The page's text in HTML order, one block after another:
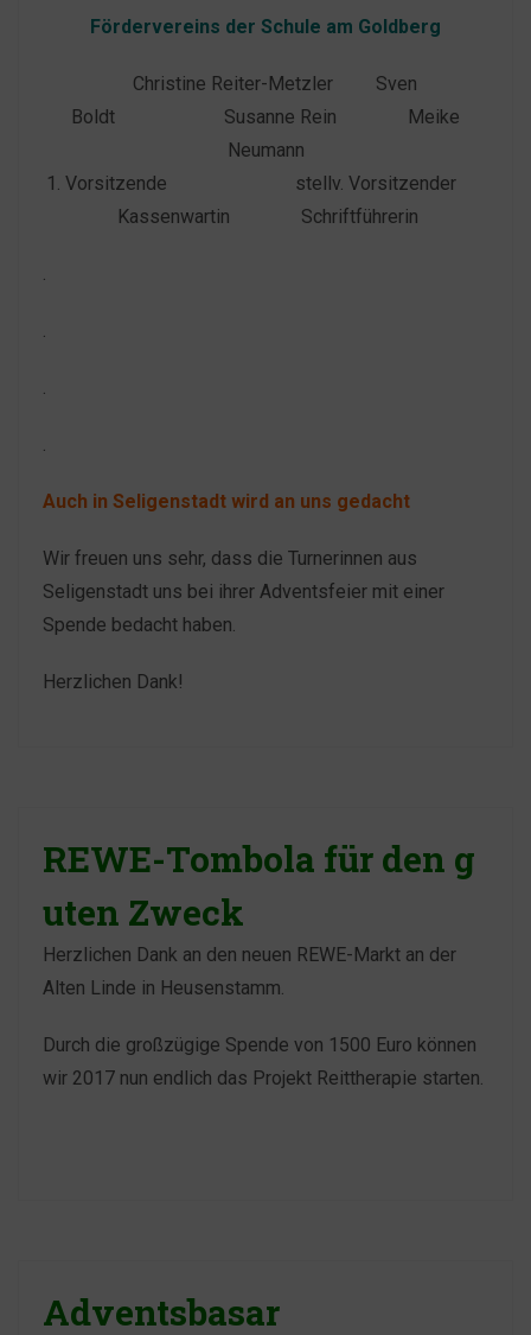
Fördervereins der Schule am Goldberg
Christine Reiter-Metzler Sven
Boldt Susanne Rein Meike
Neumann
1. Vorsitzende stellv. Vorsitzender
Kassenwartin Schriftführerin
.
.
.
.
Auch in Seligenstadt wird an uns gedacht
Wir freuen uns sehr, dass die Turnerinnen aus
Seligenstadt uns bei ihrer Adventsfeier mit einer
Spende bedacht haben.
Herzlichen Dank!
REWE-Tombola für den g
uten Zweck
Herzlichen Dank an den neuen REWE-Markt an der
Alten Linde in Heusenstamm.
Durch die großzügige Spende von 1500 Euro können
wir 2017 nun endlich das Projekt Reittherapie starten.
Adventsbasar